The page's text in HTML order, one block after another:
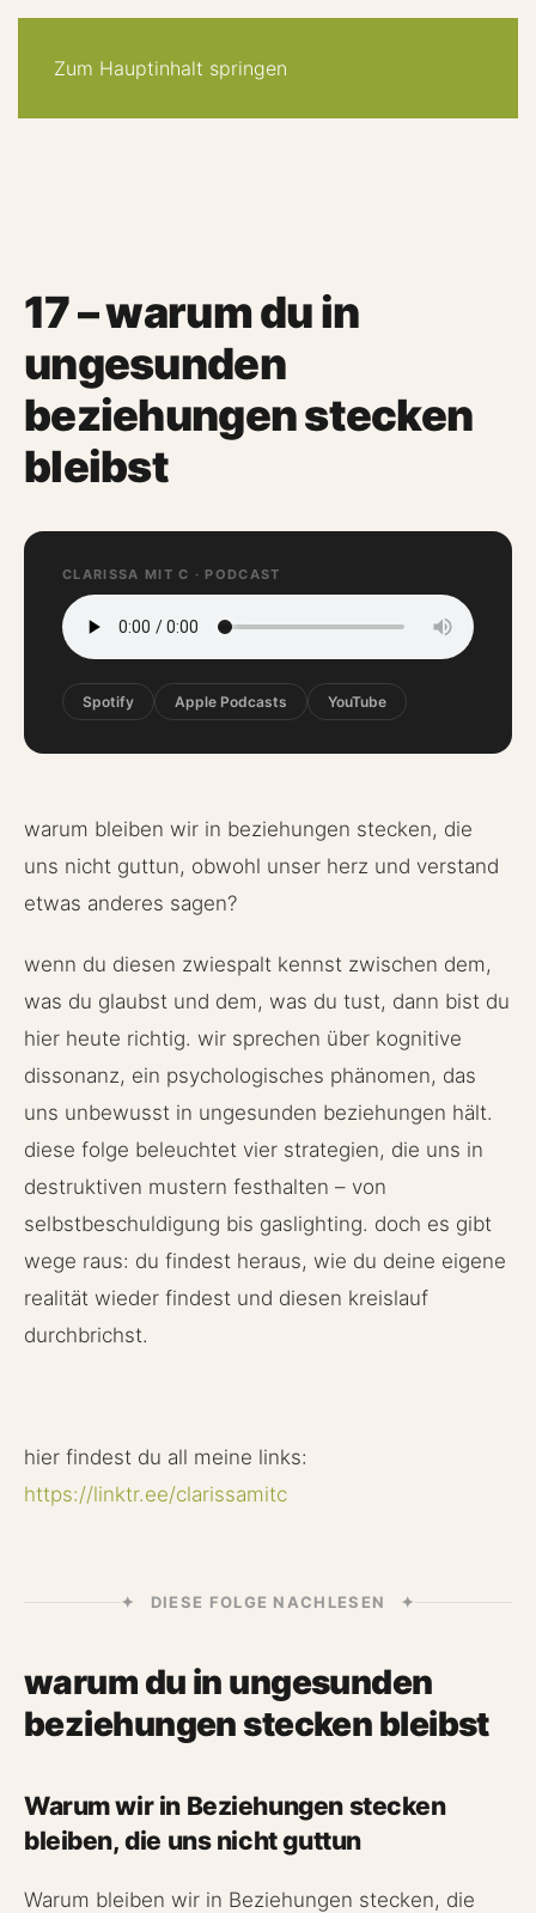
Zum Hauptinhalt springen
17 – warum du in
ungesunden
beziehungen stecken
bleibst
CLARISSA MIT C · PODCAST
Spotify Apple Podcasts YouTube
warum bleiben wir in beziehungen stecken, die
uns nicht guttun, obwohl unser herz und verstand
etwas anderes sagen?
wenn du diesen zwiespalt kennst zwischen dem,
was du glaubst und dem, was du tust, dann bist du
hier heute richtig. wir sprechen über kognitive
dissonanz, ein psychologisches phänomen, das
uns unbewusst in ungesunden beziehungen hält.
diese folge beleuchtet vier strategien, die uns in
destruktiven mustern festhalten – von
selbstbeschuldigung bis gaslighting. doch es gibt
wege raus: du findest heraus, wie du deine eigene
realität wieder findest und diesen kreislauf
durchbrichst.
hier findest du all meine links:
https://linktr.ee/clarissamitc
✦ DIESE FOLGE NACHLESEN ✦
warum du in ungesunden
beziehungen stecken bleibst
Warum wir in Beziehungen stecken
bleiben, die uns nicht guttun
Warum bleiben wir in Beziehungen stecken, die